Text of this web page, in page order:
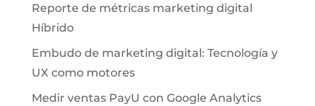
Reporte de métricas marketing digital
Híbrido
Embudo de marketing digital: Tecnología y
UX como motores
Medir ventas PayU con Google Analytics